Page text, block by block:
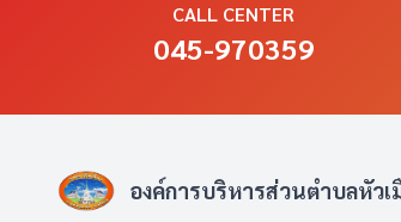
CALL CENTER
045-970359
องค์การบริหารส่วนตำบลหัวเ